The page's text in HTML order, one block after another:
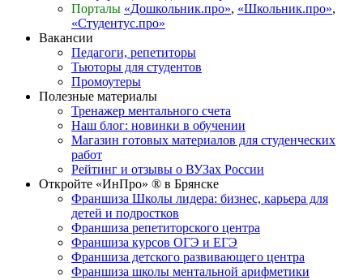
Порталы «Дошкольник.про», «Школьник.про»,
«Студентус.про»
Вакансии
Педагоги, репетиторы
Тьюторы для студентов
Промоутеры
Полезные материалы
Тренажер ментального счета
Наш блог: новинки в обучении
Магазин готовых материалов для студенческих
работ
Рейтинг и отзывы о ВУЗах России
Откройте «ИнПро» ® в Брянске
Франшиза Школы лидера: бизнес, карьера для
детей и подростков
Франшиза репетиторского центра
Франшиза курсов ОГЭ и ЕГЭ
Франшиза детского развивающего центра
Франшиза школы ментальной арифметики